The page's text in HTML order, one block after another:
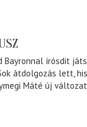
Bayronnal írósdit
átdolgozás lett,
Máté új